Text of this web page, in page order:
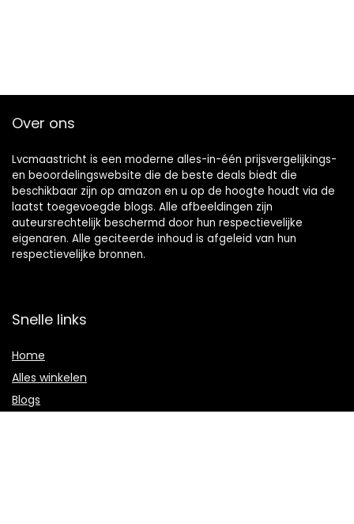
Over ons
Lvcmaastricht is een moderne alles-in-één prijsvergelijkings-
en beoordelingswebsite die de beste deals biedt die
beschikbaar zijn op amazon en u op de hoogte houdt via de
laatst toegevoegde blogs. Alle afbeeldingen zijn
auteursrechtelijk beschermd door hun respectievelijke
eigenaren. Alle geciteerde inhoud is afgeleid van hun
respectievelijke bronnen.
Snelle links
Home
Alles winkelen
Blogs